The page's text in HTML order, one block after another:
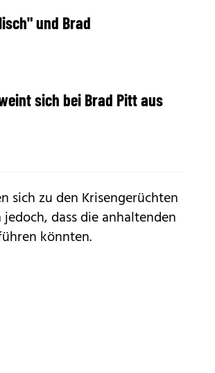
und Brad
sich bei Brad Pitt aus
sich zu den Krisengerüchten
dass die anhaltenden
könnten.